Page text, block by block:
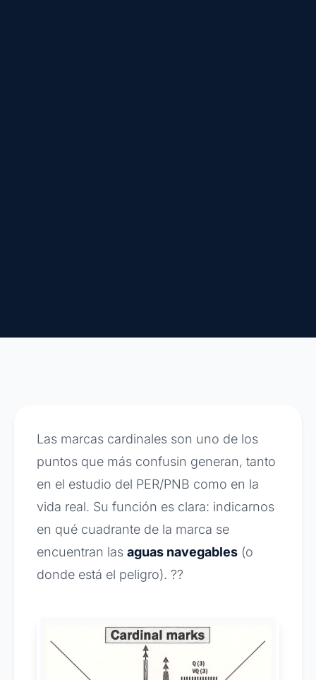
Las marcas cardinales son uno de los
puntos que más confusin generan, tanto
en el estudio del PER/PNB como en la
vida real. Su función es clara: indicarnos
en qué cuadrante de la marca se
encuentran las aguas navegables (o
donde está el peligro). ??